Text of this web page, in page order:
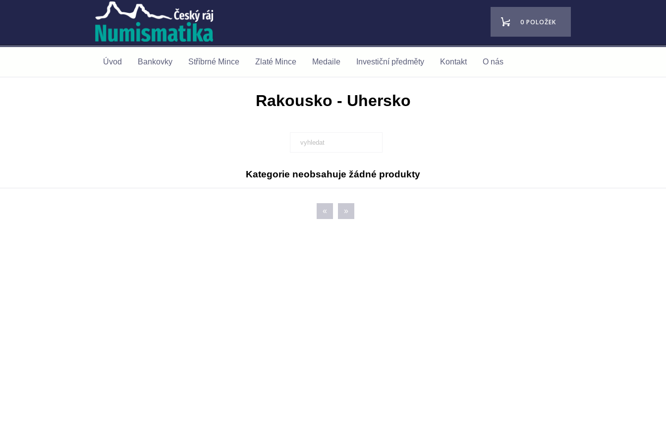
0 POLOŽEK
Úvod Bankovky Stříbrné Mince Zlaté Mince Medaile Investiční předměty Kontakt O nás
Rakousko - Uhersko
Kategorie neobsahuje žádné produkty
« »